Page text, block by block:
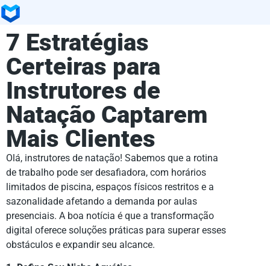
7 Estratégias
Certeiras para
Instrutores de
Natação Captarem
Mais Clientes
Olá, instrutores de natação! Sabemos que a rotina
de trabalho pode ser desafiadora, com horários
limitados de piscina, espaços físicos restritos e a
sazonalidade afetando a demanda por aulas
presenciais. A boa notícia é que a transformação
digital oferece soluções práticas para superar esses
obstáculos e expandir seu alcance.